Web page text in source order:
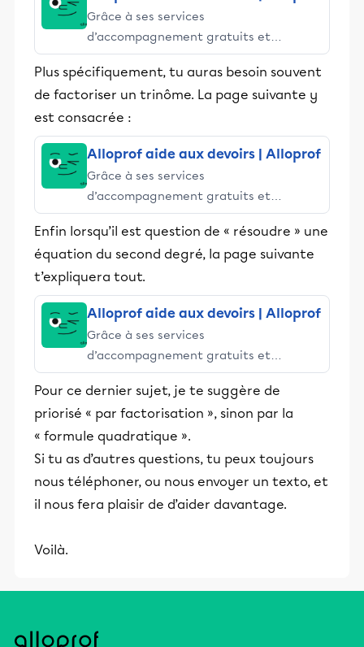
Grâce à ses services
d’accompagnement gratuits et
stimulants, Alloprof engage les élèves
et leurs parents dans la réussite
éducative.
Plus spécifiquement, tu auras besoin souvent
de factoriser un trinôme. La page suivante y
est consacrée :
Alloprof aide aux devoirs | Alloprof
Grâce à ses services
d’accompagnement gratuits et
stimulants, Alloprof engage les élèves
et leurs parents dans la réussite
éducative.
Enfin lorsqu’il est question de « résoudre » une
équation du second degré, la page suivante
t’expliquera tout.
Alloprof aide aux devoirs | Alloprof
Grâce à ses services
d’accompagnement gratuits et
stimulants, Alloprof engage les élèves
et leurs parents dans la réussite
éducative.
Pour ce dernier sujet, je te suggère de
priorisé « par factorisation », sinon par la
« formule quadratique ».
Si tu as d’autres questions, tu peux toujours
nous téléphoner, ou nous envoyer un texto, et
il nous fera plaisir de d’aider davantage.
Voilà.